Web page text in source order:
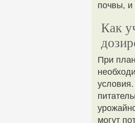
почвы, и
Как
При
могут